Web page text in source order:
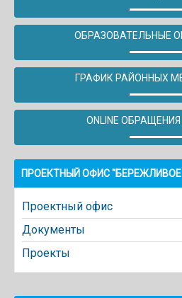
ОБРАЗОВАТЕЛЬНЫЕ
ГРАФИК РАЙОННЫХ
ONLINE
ПРОЕКТНЫЙ ОФИС
Проектный офис
Документы
Проекты